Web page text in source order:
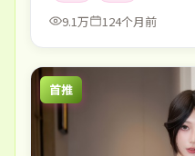
9.1万
124个月前
首推